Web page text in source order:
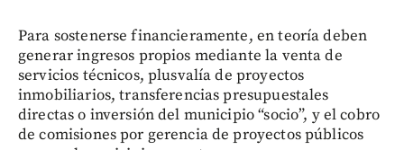
Para sostenerse financieramente, en teoría deben
generar ingresos propios mediante la venta de
servicios técnicos, plusvalía de proyectos
inmobiliarios, transferencias presupuestales
directas o inversión del municipio “socio”, y el cobro
de comisiones por gerencia de proyectos públicos